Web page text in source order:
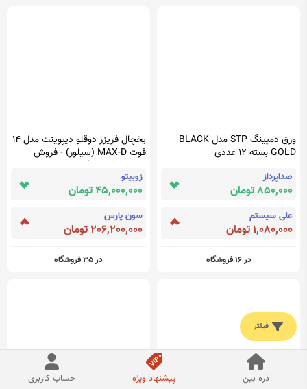
ورق دمپینگ STP مدل BLACK
GOLD بسته 12 عددی
صداپرداز
850,000 تومان
علی سیستم
1,080,000 تومان
در 16 فروشگاه
یخچال فریزر دوقلو دیپوینت مدل 14
فوت MAX-D (سیلور) - فروش
آنلاین لوازم خانگی سی و هفت ده
3710
زوبیتو
45,000,000 تومان
سون پارس
206,200,000 تومان
در 35 فروشگاه
فیلتر
ذره بین پیشنهاد ویژه حساب کاربری